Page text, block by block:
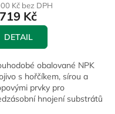
Kč bez DPH
Kč
DETAIL
obalované NPK
s hořčíkem, sírou a
prvky pro
hnojení substrátů